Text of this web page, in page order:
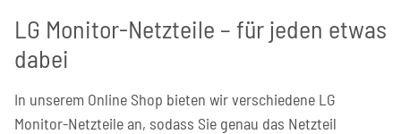
LG Monitor-Netzteile – für jeden etwas
dabei
In unserem Online Shop bieten wir verschiedene LG
Monitor-Netzteile an, sodass Sie genau das Netzteil